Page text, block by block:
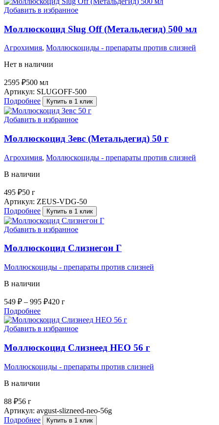
Добавить в избранное
Моллюскоцид Slug Off (Метальдегид) 500 мл
Агрохимия, Моллюскоциды - препараты против слизней
Нет в наличии
2595 ₽500 мл
Артикул: SLUGOFF-500
Подробнее
Купить в 1 клик
Добавить в избранное
Моллюскоцид Зевс (Метальдегид) 50 г
Агрохимия, Моллюскоциды - препараты против слизней
В наличии
495 ₽50 г
Артикул: ZEUS-VDG-50
Подробнее
Купить в 1 клик
Добавить в избранное
Моллюскоцид Слизнегон Г
Моллюскоциды - препараты против слизней
В наличии
549 ₽ – 995 ₽420 г
Подробнее
Добавить в избранное
Моллюскоцид Слизнеед НЕО 56 г
Моллюскоциды - препараты против слизней
В наличии
88 ₽56 г
Артикул: avgust-slizneed-neo-56g
Подробнее
Купить в 1 клик